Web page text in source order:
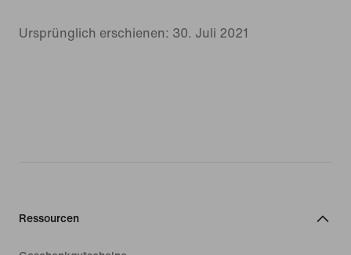
Ursprünglich erschienen: 30. Juli 2021
Ressourcen